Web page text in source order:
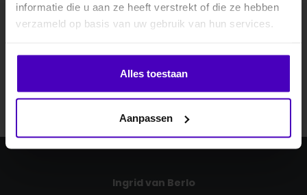
informatie die u aan ze heeft verstrekt of die ze hebben
verzameld op basis van uw gebruik van hun services.
Alles toestaan
Aanpassen
Abonneer
Ingrid van Berlo
.